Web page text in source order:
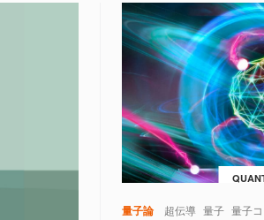
量子論 超伝導 量子 量子コン